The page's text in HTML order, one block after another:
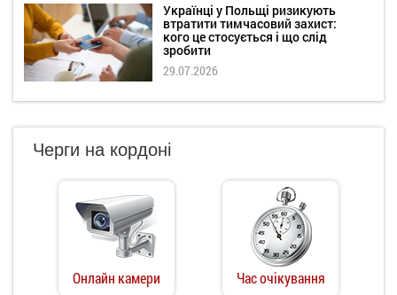
Українці у Польщі ризикують
втратити тимчасовий захист:
кого це стосується і що слід
зробити
29.07.2026
Черги на кордоні
Онлайн камери Час очікування